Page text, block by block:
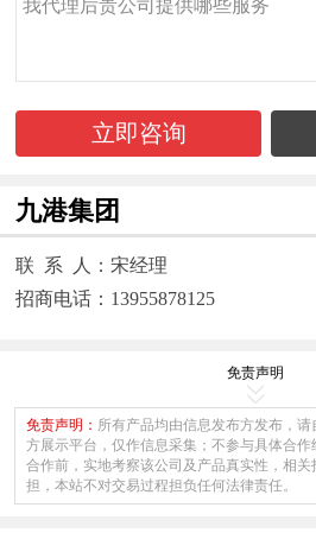
立即咨询
九港集团
联 系 人：宋经理
招商电话：13955878125
免责声明
免责声明： 所有产品均由信息发布方发布，
方展示平台，仅作信息采集；不参与具体合
合作前，实地考察该公司及产品真实性，相
担，本站不对交易过程担负任何法律责任。